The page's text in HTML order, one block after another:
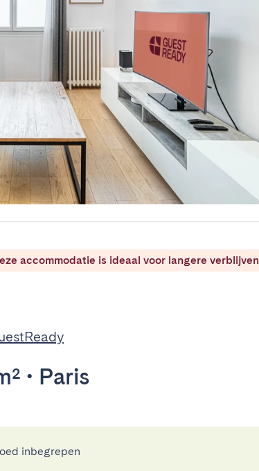
accommodatie is ideaal voor langere verblijven
• Paris
inbegrepen